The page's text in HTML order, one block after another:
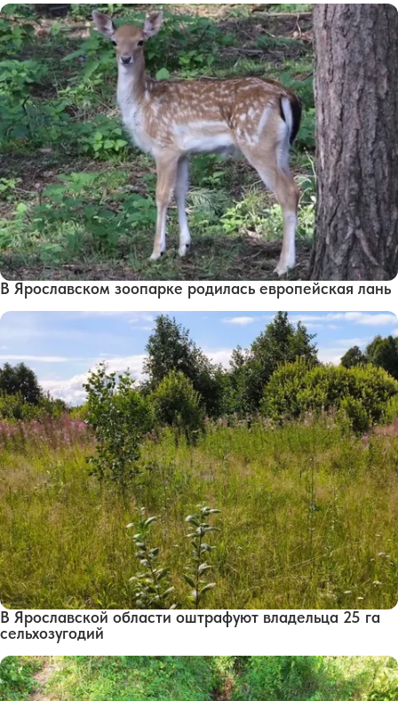
В Ярославском зоопарке родилась европейская лань
В Ярославской области оштрафуют владельца 25 га
сельхозугодий